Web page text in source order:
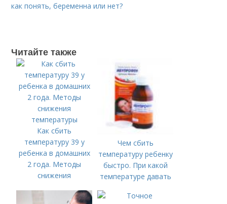
как понять, беременна или нет?
Читайте также
Как сбить
температуру 39 у
ребенка в домашних
2 года. Методы
снижения
Чем сбить
температуру ребенку
быстро. При какой
температуре давать
ребенку?